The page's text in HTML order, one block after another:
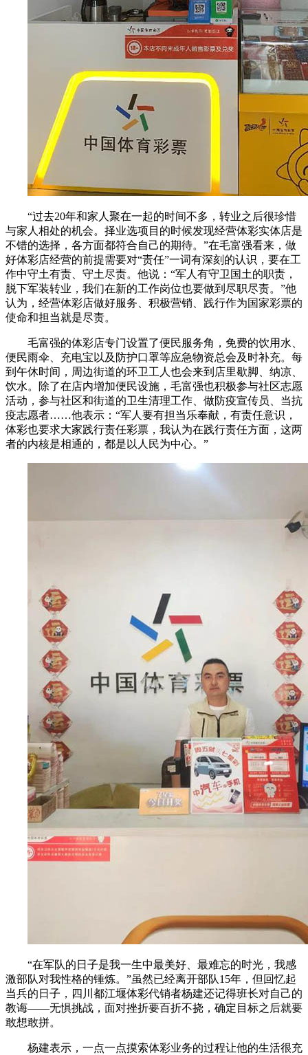
“过去20年和家人聚在一起的时间不多，转业之后很珍惜
与家人相处的机会。择业选项目的时候发现经营体彩实体店是
不错的选择，各方面都符合自己的期待。”在毛富强看来，做
好体彩店经营的前提需要对“责任”一词有深刻的认识，要在工
作中守土有责、守土尽责。他说：“军人有守卫国土的职责，
脱下军装转业，我们在新的工作岗位也要做到尽职尽责。”他
认为，经营体彩店做好服务、积极营销、践行作为国家彩票的
使命和担当就是尽责。
毛富强的体彩店专门设置了便民服务角，免费的饮用水、
便民雨伞、充电宝以及防护口罩等应急物资总会及时补充。每
到午休时间，周边街道的环卫工人也会来到店里歇脚、纳凉、
饮水。除了在店内增加便民设施，毛富强也积极参与社区志愿
活动，参与社区和街道的卫生清理工作、做防疫宣传员、当抗
疫志愿者……他表示：“军人要有担当乐奉献，有责任意识，
体彩也要求大家践行责任彩票，我认为在践行责任方面，这两
者的内核是相通的，都是以人民为中心。”
“在军队的日子是我一生中最美好、最难忘的时光，我感
激部队对我性格的锤炼。”虽然已经离开部队15年，但回忆起
当兵的日子，四川都江堰体彩代销者杨建还记得班长对自己的
教诲——无惧挑战，面对挫折要百折不挠，确定目标之后就要
敢想敢拼。
杨建表示，一点一点摸索体彩业务的过程让他的生活很充